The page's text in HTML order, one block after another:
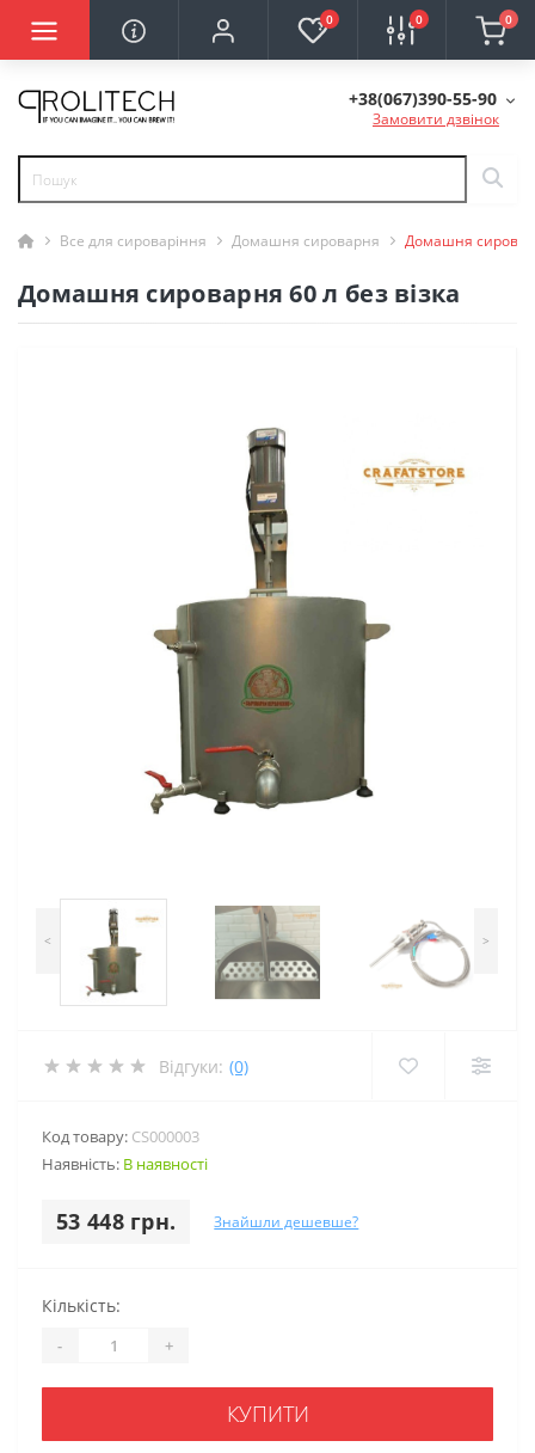
0 0 0
+38(067)390-55-90
Замовити дзвінок
Все для сироваріння Домашня сироварня Домашня
Домашня сироварня 60 л без візка
< >
Відгуки: (0)
Код товару: CS000003
Наявність: В наявності
53 448 грн. Знайшли дешевше?
Кількість:
- +
КУПИТИ